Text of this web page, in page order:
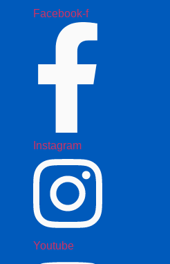
Facebook-f
Instagram
Youtube